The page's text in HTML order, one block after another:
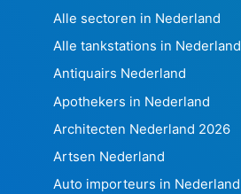
Alle sectoren in Nederland
Alle tankstations in Nederland
Antiquairs Nederland
Apothekers in Nederland
Architecten Nederland 2026
Artsen Nederland
Auto importeurs in Nederland